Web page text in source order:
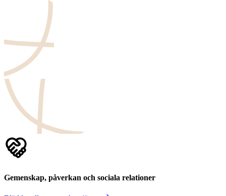
Gemenskap, påverkan och sociala relationer